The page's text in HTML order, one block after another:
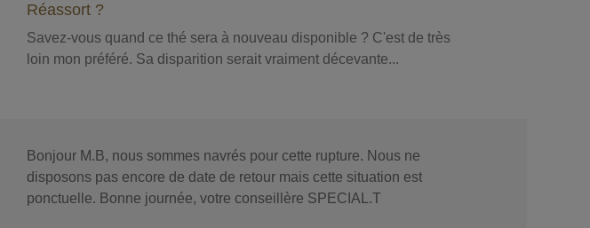
Réassort ?
Savez-vous quand ce thé sera à nouveau disponible ? C'est de très
loin mon préféré. Sa disparition serait vraiment décevante...
Bonjour M.B, nous sommes navrés pour cette rupture. Nous ne
disposons pas encore de date de retour mais cette situation est
ponctuelle. Bonne journée, votre conseillère SPECIAL.T